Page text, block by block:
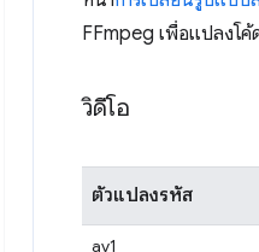
FFmpeg เพื่อแปลงโ
วิดีโอ
ตัวแปลงรหัส
av1